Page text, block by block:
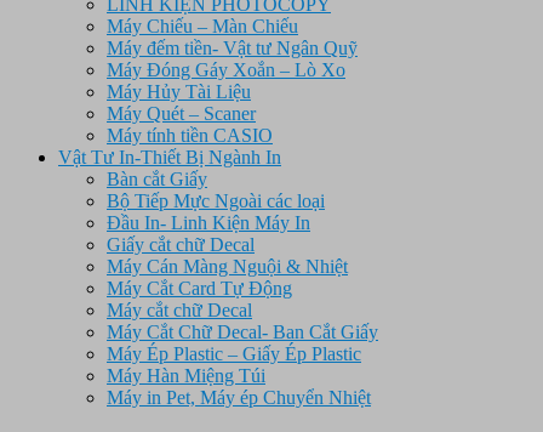
Máy Chiếu – Màn Chiếu
Máy đếm tiền- Vật tư Ngân Quỹ
Máy Đóng Gáy Xoắn – Lò Xo
Máy Hủy Tài Liệu
Máy Quét – Scaner
Máy tính tiền CASIO
Vật Tư In-Thiết Bị Ngành In
Bàn cắt Giấy
Bộ Tiếp Mực Ngoài các loại
Đầu In- Linh Kiện Máy In
Giấy cắt chữ Decal
Máy Cán Màng Nguội & Nhiệt
Máy Cắt Card Tự Động
Máy cắt chữ Decal
Máy Cắt Chữ Decal- Ban Cắt Giấy
Máy Ép Plastic – Giấy Ép Plastic
Máy Hàn Miệng Túi
Máy in Pet, Máy ép Chuyển Nhiệt